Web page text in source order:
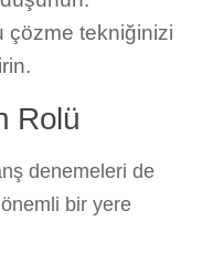
çözme tekniğinizi
Rolü
denemeleri de
bir yere